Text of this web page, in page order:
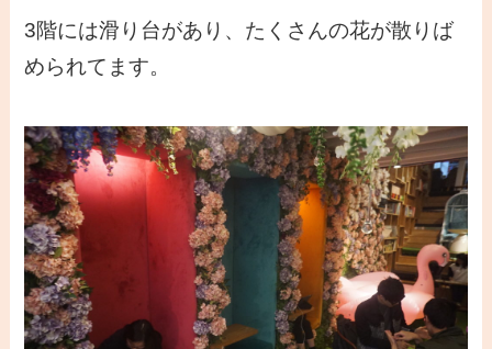
3階には滑り台があり、たくさんの花が散りば
められてます。